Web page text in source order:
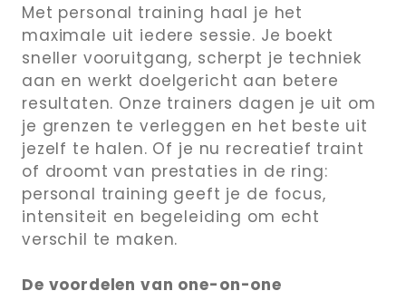
Met personal training haal je het
maximale uit iedere sessie. Je boekt
sneller vooruitgang, scherpt je techniek
aan en werkt doelgericht aan betere
resultaten. Onze trainers dagen je uit om
je grenzen te verleggen en het beste uit
jezelf te halen. Of je nu recreatief traint
of droomt van prestaties in de ring:
personal training geeft je de focus,
intensiteit en begeleiding om echt
verschil te maken.
De voordelen van one-on-one